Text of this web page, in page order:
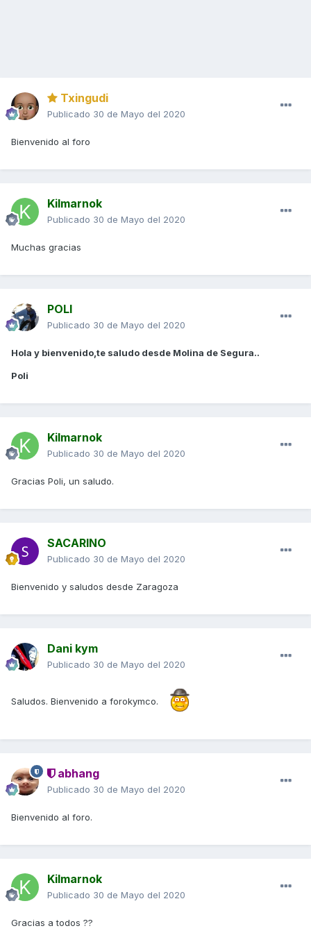
Txingudi
Publicado 30 de Mayo del 2020
Bienvenido al foro
Kilmarnok
Publicado 30 de Mayo del 2020
Muchas gracias
POLI
Publicado 30 de Mayo del 2020
Hola y bienvenido,te saludo desde Molina de Segura..
Poli
Kilmarnok
Publicado 30 de Mayo del 2020
Gracias Poli, un saludo.
SACARINO
Publicado 30 de Mayo del 2020
Bienvenido y saludos desde Zaragoza
Dani kym
Publicado 30 de Mayo del 2020
Saludos. Bienvenido a forokymco.
abhang
Publicado 30 de Mayo del 2020
Bienvenido al foro.
Kilmarnok
Publicado 30 de Mayo del 2020
Gracias a todos ??